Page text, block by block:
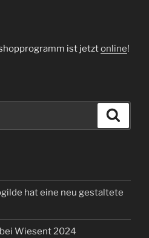
ist jetztonline!
hat eine neu gestaltete
Wiesent 2024